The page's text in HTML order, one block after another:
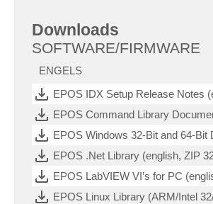
Downloads
SOFTWARE/FIRMWARE
ENGELS
EPOS IDX Setup Release Notes
EPOS Command Library
EPOS Windows 32-Bit and 64-Bit
EPOS .Net Library (english, ZIP
EPOS LabVIEW VI’s for PC
EPOS Linux Library (ARM/Intel